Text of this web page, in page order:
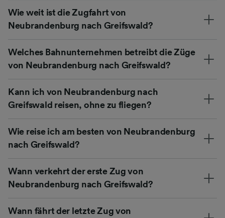
Wie weit ist die Zugfahrt von
Neubrandenburg nach Greifswald?
Welches Bahnunternehmen betreibt die Züge
von Neubrandenburg nach Greifswald?
Kann ich von Neubrandenburg nach
Greifswald reisen, ohne zu fliegen?
Wie reise ich am besten von Neubrandenburg
nach Greifswald?
Wann verkehrt der erste Zug von
Neubrandenburg nach Greifswald?
Wann fährt der letzte Zug von